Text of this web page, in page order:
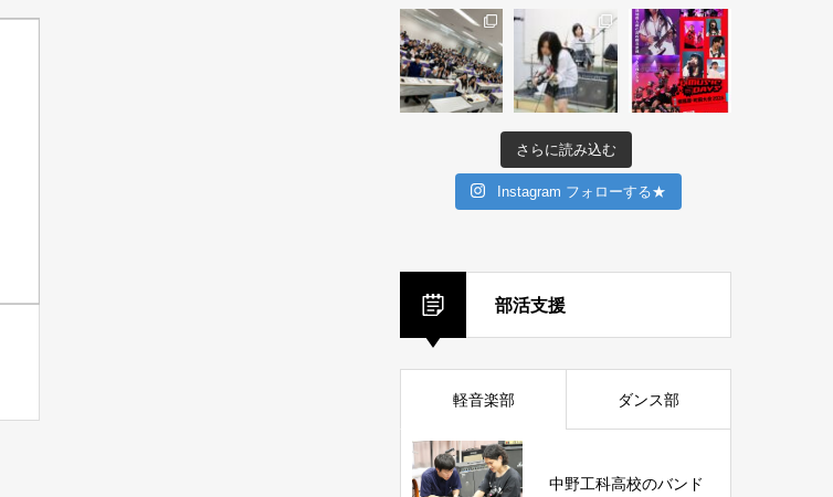
さらに読み込む
Instagram フォローする★
部活支援
軽音楽部 ダンス部
中野工科高校のバンド